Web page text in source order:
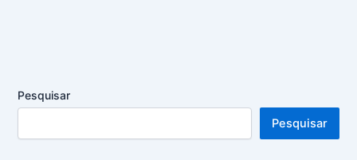
Pesquisar
Pesquisar